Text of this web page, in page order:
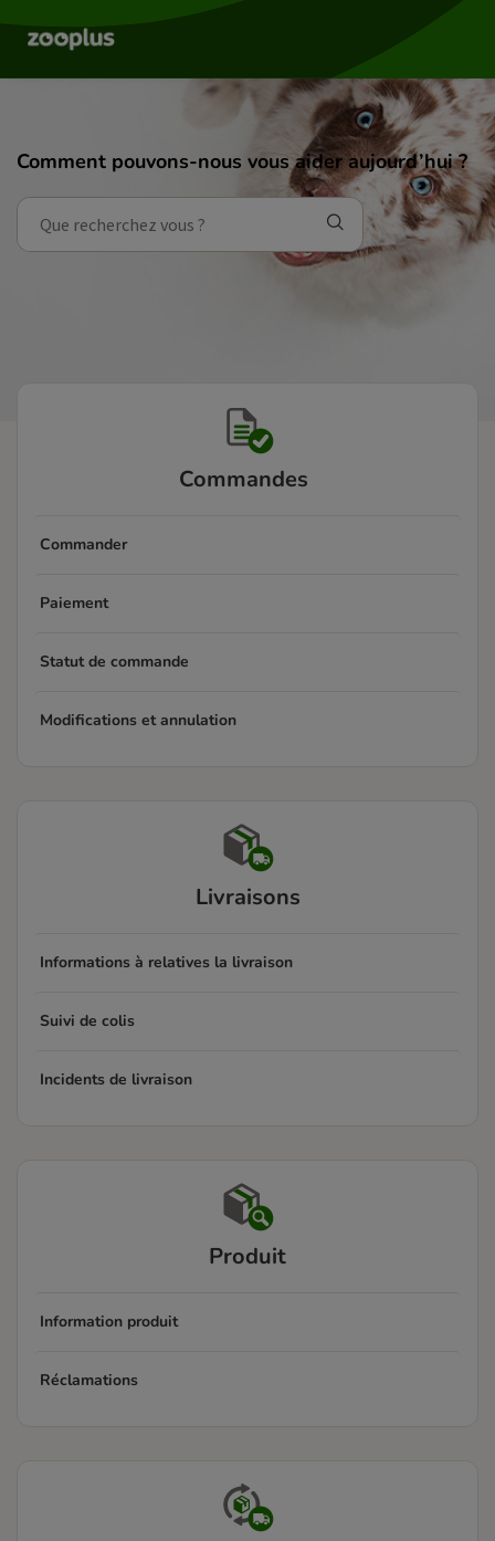
Comment pouvons-nous vous aider aujourd’hui ?
Commandes
Commander
Paiement
Statut de commande
Modifications et annulation
Livraisons
Informations à relatives la livraison
Suivi de colis
Incidents de livraison
Produit
Information produit
Réclamations